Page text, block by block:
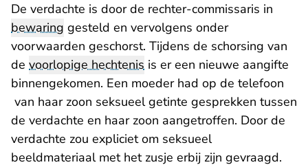
De verdachte is door de rechter-commissaris in
bewaring gesteld en vervolgens onder
voorwaarden geschorst. Tijdens de schorsing van
de voorlopige hechtenis is er een nieuwe aangifte
binnengekomen. Een moeder had op de telefoon
van haar zoon seksueel getinte gesprekken tussen
de verdachte en haar zoon aangetroffen. Door de
verdachte zou expliciet om seksueel
beeldmateriaal met het zusje erbij zijn gevraagd.